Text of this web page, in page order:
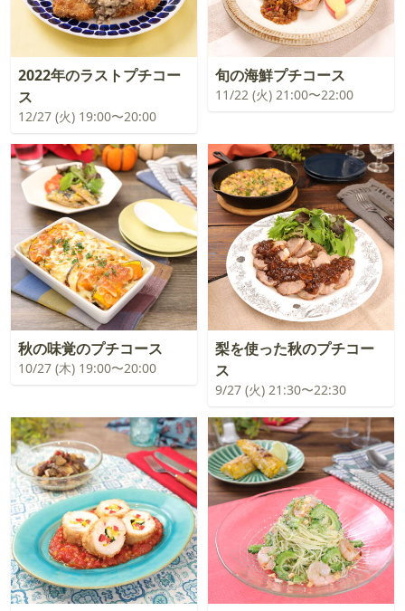
2022年のラストプチコー
ス
12/27 (火) 19:00〜20:00
旬の海鮮プチコース
11/22 (火) 21:00〜22:00
秋の味覚のプチコース
10/27 (木) 19:00〜20:00
梨を使った秋のプチコー
ス
9/27 (火) 21:30〜22:30